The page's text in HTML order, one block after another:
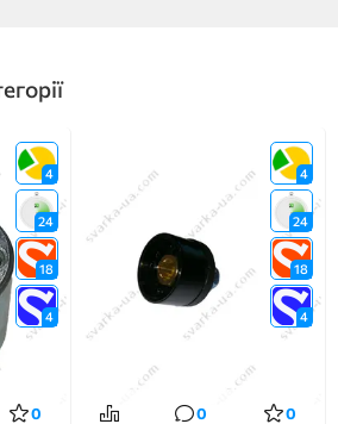
4
24
18
4
0
4
24
18
4
0 0